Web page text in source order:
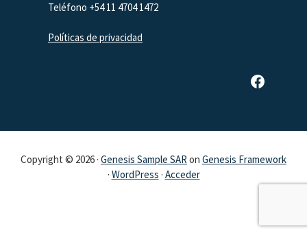
Teléfono +54 11 4704 1472
Políticas de privacidad
Página de Facebook de SAR
Copyright © 2026 · Genesis Sample SARon Genesis Framework
· WordPress · Acceder